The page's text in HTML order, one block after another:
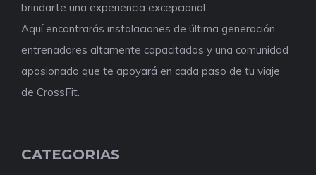
brindarte una experiencia excepcional.
Aquí encontrarás instalaciones de última generación,
entrenadores altamente capacitados y una comunidad
apasionada que te apoyará en cada paso de tu viaje
de CrossFit.
CATEGORIAS